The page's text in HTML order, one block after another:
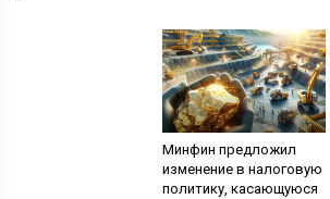
Минфин предложил
изменение в налоговую
политику, касающуюся